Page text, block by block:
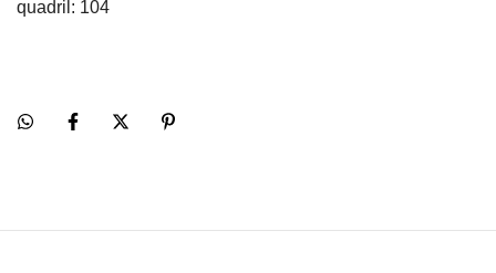
quadril: 104